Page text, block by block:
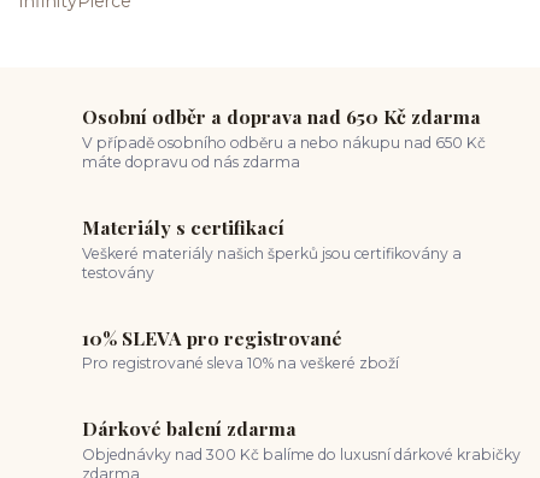
Osobní odběr a doprava nad 650 Kč zdarma
V případě osobního odběru a nebo nákupu nad 650 Kč
máte dopravu od nás zdarma
Materiály s certifikací
Veškeré materiály našich šperků jsou certifikovány a
testovány
10% SLEVA pro registrované
Pro registrované sleva 10% na veškeré zboží
Dárkové balení zdarma
Objednávky nad 300 Kč balíme do luxusní dárkové krabičky
zdarma